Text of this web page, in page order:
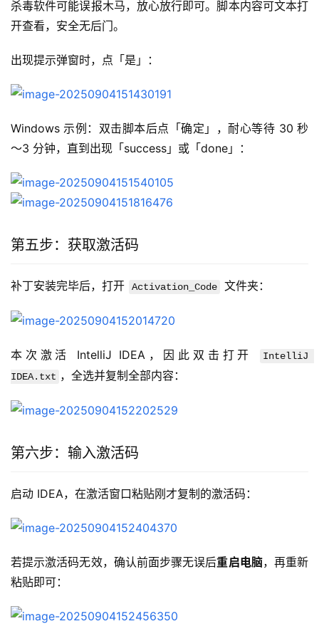
杀毒软件可能误报木马，放心放行即可。脚本内容可文本打
开查看，安全无后门。
出现提示弹窗时，点「是」：
Windows 示例：双击脚本后点「确定」，耐心等待 30 秒
～3 分钟，直到出现「success」或「done」：
第五步：获取激活码
补丁安装完毕后，打开 Activation_Code 文件夹：
本次激活 IntelliJ IDEA，因此双击打开
IntelliJ
IDEA.txt ，全选并复制全部内容：
第六步：输入激活码
启动 IDEA，在激活窗口粘贴刚才复制的激活码：
若提示激活码无效，确认前面步骤无误后重启电脑，再重新
粘贴即可：